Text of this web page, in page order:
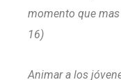
momento que
16)
Animar a los